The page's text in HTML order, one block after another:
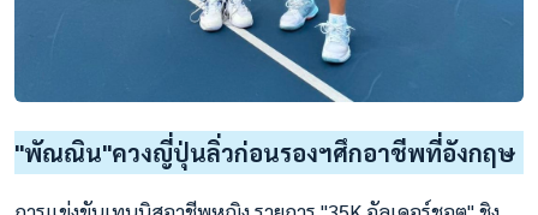
"พัณณิน"ควงญี่ปุ่นลิ่วก่อนรองฯศึกอาชีพที่อังกฤษ